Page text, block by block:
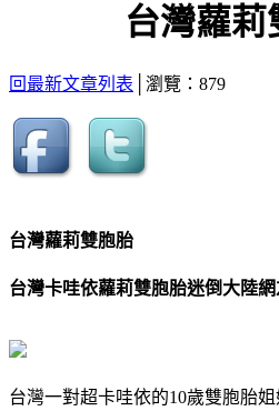
台灣蘿莉
回最新文章列表 │瀏覽：879
台灣蘿莉雙胞胎
台灣卡哇依蘿莉雙胞胎迷倒大陸網
台灣一對超卡哇依的10歲雙胞胎